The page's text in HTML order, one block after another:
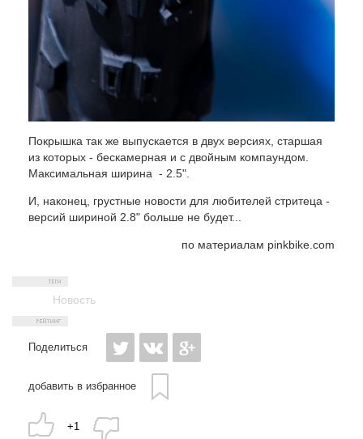
Покрышка так же выпускается в двух версиях, старшая
из которых - бескамерная и с двойным компаундом.
Максимальная ширина - 2.5".
И, наконец, грустные новости для любителей стритеца -
версий шириной 2.8" больше не будет...
по материалам pinkbike.com
Новость
Поделиться
добавить в избранное
+1